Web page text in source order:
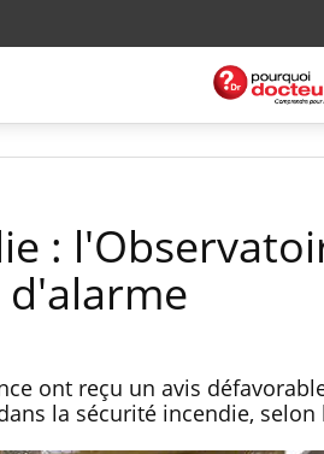
:
ont reçu un avis
la sécurité incendie, selon